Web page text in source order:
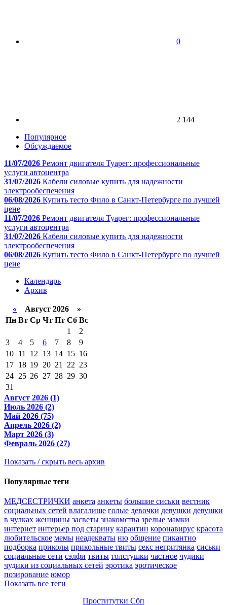
0
2 144
Популярное
Обсуждаемое
11/07/2026 Ремонт двигателя Туарег: профессиональные
услуги автоцентра
31/07/2026 Кабели силовые купить для надежности
электрообеспечения
06/08/2026 Купить тесто Фило в Санкт-Петербурге по лучшей
цене
11/07/2026 Ремонт двигателя Туарег: профессиональные
услуги автоцентра
31/07/2026 Кабели силовые купить для надежности
электрообеспечения
06/08/2026 Купить тесто Фило в Санкт-Петербурге по лучшей
цене
Календарь
Архив
« Август 2026 »
Пн Вт Ср Чт Пт Сб Вс
1
2
3
4 5 6 7 8
9
10 11 12 13 14 15 16
17 18 19 20 21 22 23
24 25 26 27 28 29 30
31
Август 2026 (1)
Июль 2026 (2)
Май 2026 (75)
Апрель 2026 (2)
Март 2026 (3)
Февраль 2026 (27)
Показать / скрыть весь архив
Популярные теги
МЕДСЕСТРИЧКИ анкета анкеты большие сиськи вестник
социальных сетей влагалище голые девочки девушки девушки
в чулках женщины засветы знакомства зрелые мамки
интернет интерьер под старину карантин коронавирус красота
любительское мемы неадекваты ню общение пикантно
подборка приколы прикольные твиты секс негритянка сиськи
социальные сети сэлфи твиты толстушки частное чудики
чудики из социальных сетей эротика эротическое
позирование юмор
Показать все теги
Проститутки Сбп